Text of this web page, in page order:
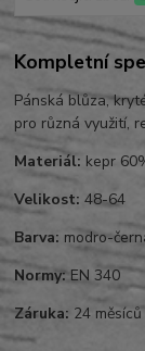
Kompletní
Pánská blůza,
pro různá využití,
Materiál: kepr
Velikost: 48-64
Barva: modro-
Normy: EN 340
Záruka: 24 měsíců